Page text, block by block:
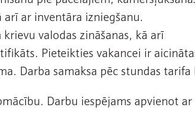
ar inventāra izniegšanu.
valodas zināšanas, kā arī
Pieteikties vakancei ir
Darba samaksa pēc stundas
Darbu iespējams apvienot